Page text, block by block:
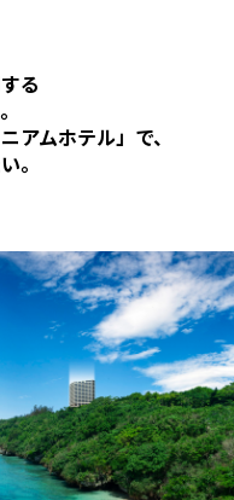
る
アムホテル」で、
。